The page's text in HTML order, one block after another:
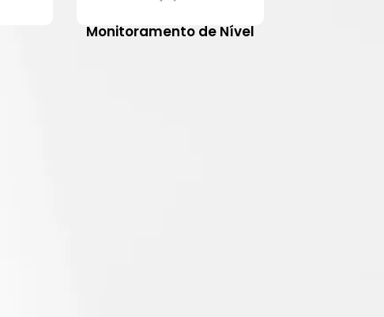
Monitoramento de Nível